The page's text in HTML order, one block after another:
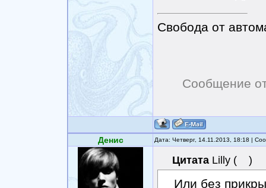
Свобода от
Сообщение
Денис Дата: Четверг, 14.11.2013, 18:18 |
Цитата Lilly ( )
Или без